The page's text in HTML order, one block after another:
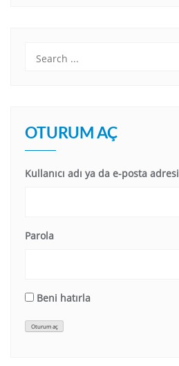
OTURUM AÇ
Kullanıcı adı ya da e-posta adresi
Parola
Beni hatırla
Oturum aç